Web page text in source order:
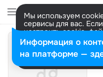
Мы используем
сервисы для вас.
настроить cookie-
представитель.
Разрешить все
4
Информация о
на платформе —